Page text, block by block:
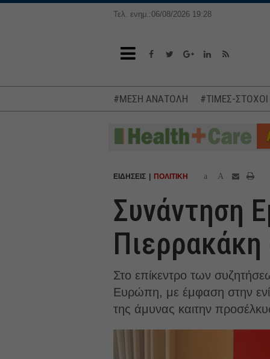
Τελ. ενημ.:06/08/2026 19:28
#ΜΕΣΗ ΑΝΑΤΟΛΗ #ΤΙΜΕΣ-
ΕΙΔΗΣΕΙΣ ΠΟΛΙΤΙΚΗ a A
Συνάντηση
Στο επίκεντρο των
Ευρώπη, με έμφαση στην
της άμυνας καιτην